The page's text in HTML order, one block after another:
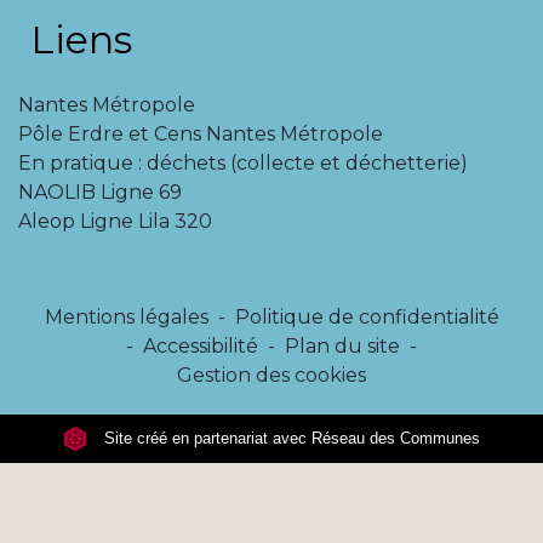
Liens
Nantes Métropole
Pôle Erdre et Cens Nantes Métropole
En pratique : déchets (collecte et déchetterie)
NAOLIB Ligne 69
Aleop Ligne Lila 320
Mentions légales -
Politique de confidentialité
- Accessibilité - Plan du site -
Gestion des cookies
Site créé en partenariat avec Réseau des Communes